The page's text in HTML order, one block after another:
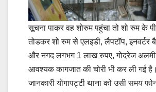
सूचना पाकर वह शोरुम पहुंचा तो शो रुम के
तोडकर शो रुम से एलइडी, लैपटॉप, इनवर्टर
और नगद लगभग 1 लाख रुपए, गोदरेज
आवश्यक कागजात की चोरी भी कर ली गई
जानकारी योगापट्टी थाना को उसी समय